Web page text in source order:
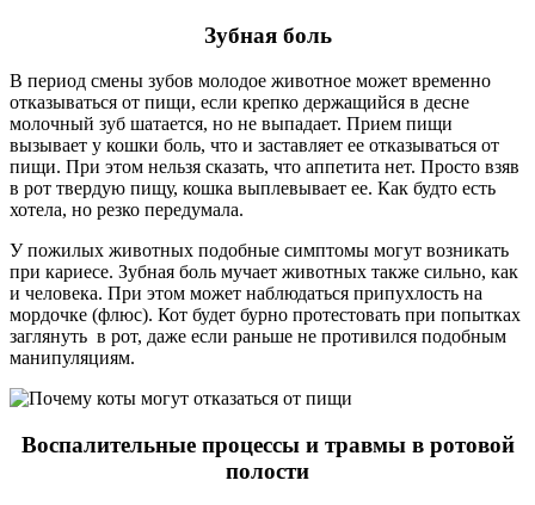
Зубная боль
В период смены зубов молодое животное может временно
отказываться от пищи, если крепко держащийся в десне
молочный зуб шатается, но не выпадает. Прием пищи
вызывает у кошки боль, что и заставляет ее отказываться от
пищи. При этом нельзя сказать, что аппетита нет. Просто взяв
в рот твердую пищу, кошка выплевывает ее. Как будто есть
хотела, но резко передумала.
У пожилых животных подобные симптомы могут возникать
при кариесе. Зубная боль мучает животных также сильно, как
и человека. При этом может наблюдаться припухлость на
мордочке (флюс). Кот будет бурно протестовать при попытках
заглянуть в рот, даже если раньше не противился подобным
манипуляциям.
Воспалительные процессы и травмы в ротовой
полости